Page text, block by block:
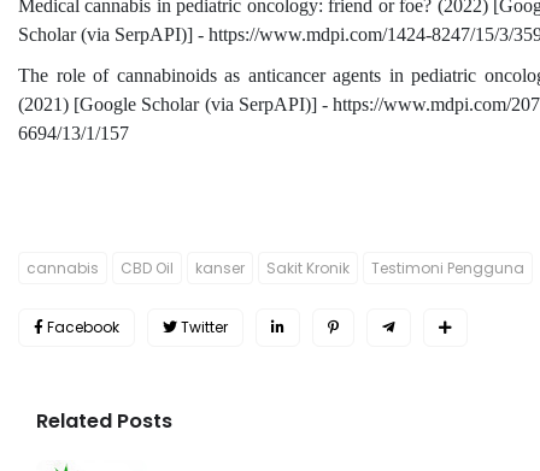
Medical cannabis in pediatric oncology: friend or foe? (2022)
Scholar (via SerpAPI)] - https://www.mdpi.com/1424-8247/15/3/
The role of cannabinoids as anticancer agents in pediatric
(2021) [Google Scholar (via SerpAPI)] - https://www.mdpi.com/
6694/13/1/157
cannabis CBD Oil kanser Sakit Kronik Testimoni Pengguna
Facebook Twitter
Related Posts